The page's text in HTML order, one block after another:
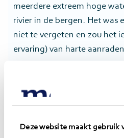
Deze website maakt gebruik
meerdere extreem hoge
rivier in de bergen. Het was
niet te vergeten en zou het
ervaring) van harte
rusten ben ik onlangs voor
masseuse geweest. Het is
eruit te masseren. Een fijne